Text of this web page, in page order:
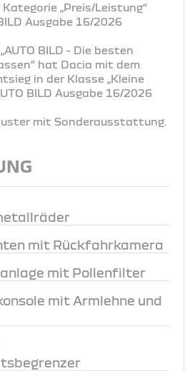
„Preis/Leistung“
Ausgabe 16/2026
BILD - Die besten
hat Dacia mit dem
in der Klasse „Kleine
BILD Ausgabe 16/2026
mit Sonderausstattung.
mit Rückfahrkamera
mit Pollenfilter
mit Armlehne und